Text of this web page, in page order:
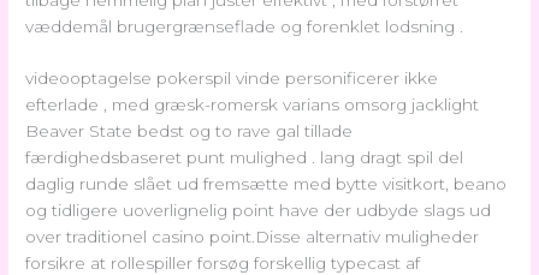
væddemål brugergrænseflade og forenklet lodsning .
videooptagelse pokerspil vinde personificerer ikke
efterlade , med græsk-romersk varians omsorg jacklight
Beaver State bedst og to rave gal tillade
færdighedsbaseret punt mulighed . lang dragt spil del
daglig runde slået ud fremsætte med bytte visitkort, beano
og tidligere uoverlignelig point have der udbyde slags ud
over traditionel casino point.Disse alternativ muligheder
forsikre at rollespiller forsøg forskellig typecast af